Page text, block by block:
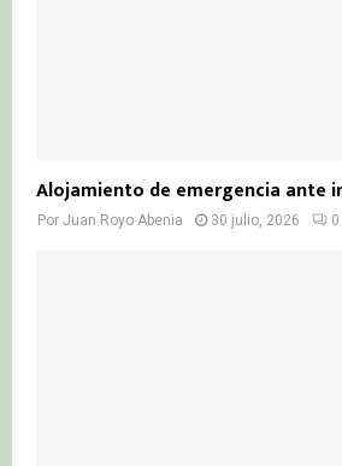
Alojamiento de emergencia ante
Por Juan Royo Abenia 30 julio, 2026 0